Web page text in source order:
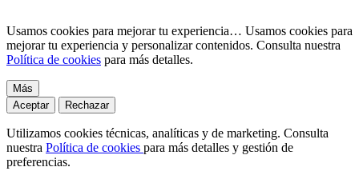
Usamos cookies para mejorar tu experiencia… Usamos cookies para
mejorar tu experiencia y personalizar contenidos. Consulta nuestra
Política de cookies para más detalles.
Más
Aceptar
Rechazar
Utilizamos cookies técnicas, analíticas y de marketing. Consulta
nuestra Política de cookies para más detalles y gestión de
preferencias.